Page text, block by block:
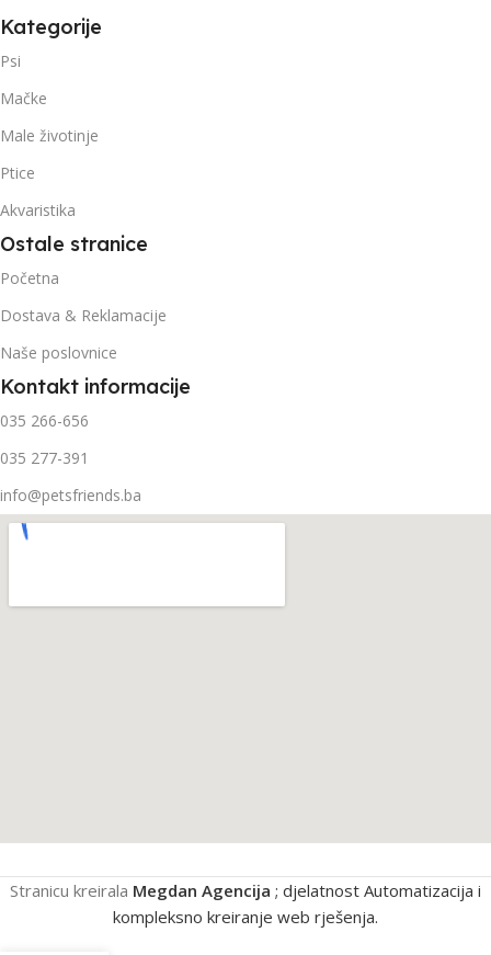
Kategorije
Psi
Mačke
Male životinje
Ptice
Akvaristika
Ostale stranice
Početna
Dostava & Reklamacije
Naše poslovnice
Kontakt informacije
035 266-656
035 277-391
info@petsfriends.ba
Stranicu kreirala Megdan Agencija ; djelatnost Automatizacija i
kompleksno kreiranje web rješenja.